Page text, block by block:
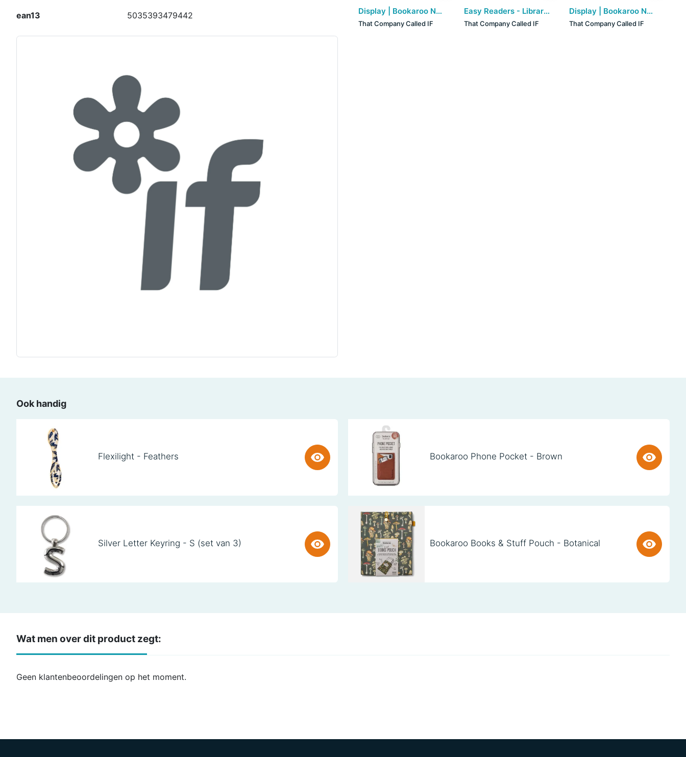
ean13 5035393479442 Display | Bookaroo Notebook & Pen - Fern
That Company Called IF
Easy Readers - Librarian Round Tortoiseshell (+1.5)
That Company Called IF
Display | Bookaroo Notebook & Pen - Aubergine
That Company Called IF
Ook handig
Flexilight - Feathers Bookaroo Phone Pocket - Brown
Silver Letter Keyring - S (set van 3) Bookaroo Books & Stuff Pouch - Botanical
Wat men over dit product zegt:
Geen klantenbeoordelingen op het moment.